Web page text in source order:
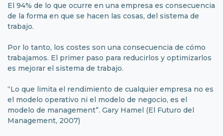
El 94% de lo que ocurre en una empresa es consecuencia
de la forma en que se hacen las cosas, del sistema de
trabajo.
Por lo tanto, los costes son una consecuencia de cómo
trabajamos. El primer paso para reducirlos y optimizarlos
es mejorar el sistema de trabajo.
“Lo que limita el rendimiento de cualquier empresa no es
el modelo operativo ni el modelo de negocio, es el
modelo de management”. Gary Hamel (El Futuro del
Management, 2007)